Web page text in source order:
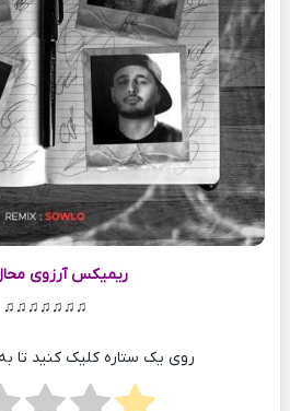
ریمیکس آرزوی
♫♫♫♫♫♫♫
روی یک ستاره کلیک کنید تا